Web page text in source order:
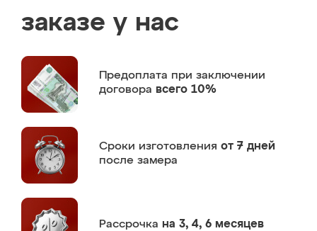
заказе у нас
Предоплата при заключении
договора всего 10%
Сроки изготовления от 7 дней
после замера
Рассрочка на 3, 4, 6 месяцев